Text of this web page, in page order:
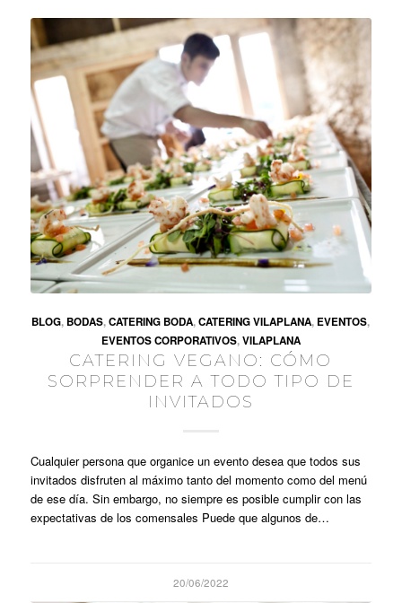
BLOG, BODAS,CATERING BODA,CATERING VILAPLANA, EVENTOS,
EVENTOS CORPORATIVOS,VILAPLANA
CATERING VEGANO: CÓMO
SORPRENDER A TODO TIPO DE
INVITADOS
Cualquier persona que organice un evento desea que todos sus
invitados disfruten al máximo tanto del momento como del menú
de ese día. Sin embargo, no siempre es posible cumplir con las
expectativas de los comensales Puede que algunos de…
20/06/2022